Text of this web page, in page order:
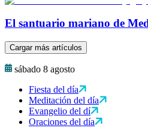
El santuario mariano de
Cargar más artículos
sábado 8 agosto
Fiesta del día
Meditación del día
Evangelio del dí
Oraciones del día